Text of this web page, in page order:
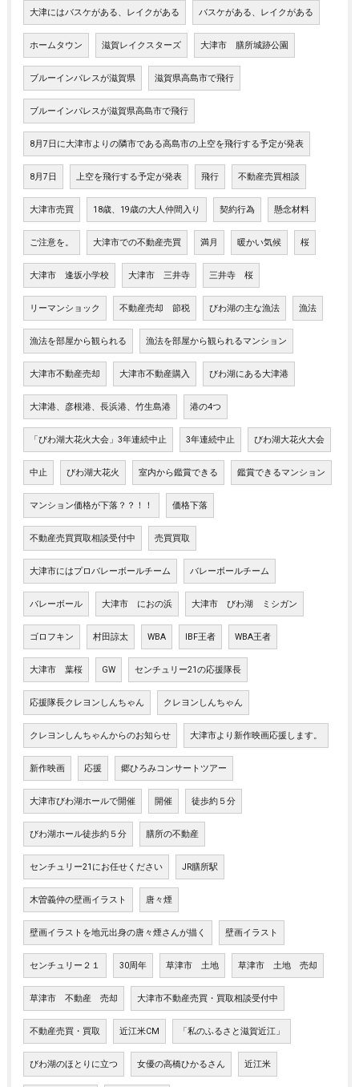
大津にはバスケがある、レイクがある バスケがある、レイクがある
ホームタウン 滋賀レイクスターズ 大津市 膳所城跡公園
ブルーインパレスが滋賀県 滋賀県高島市で飛行
ブルーインパレスが滋賀県高島市で飛行
8月7日に大津市よりの隣市である高島市の上空を飛行する予定が発表
8月7日 上空を飛行する予定が発表 飛行 不動産売買相談
大津市売買 18歳、19歳の大人仲間入り 契約行為 懸念材料
ご注意を。 大津市での不動産売買 満月 暖かい気候 桜
大津市 逢坂小学校 大津市 三井寺 三井寺 桜
リーマンショック 不動産売却 節税 びわ湖の主な漁法 漁法
漁法を部屋から観られる 漁法を部屋から観られるマンション
大津市不動産売却 大津市不動産購入 びわ湖にある大津港
大津港、彦根港、長浜港、竹生島港 港の4つ
「びわ湖大花火大会」3年連続中止 3年連続中止 びわ湖大花火大会
中止 びわ湖大花火 室内から鑑賞できる 鑑賞できるマンション
マンション価格が下落？？！！ 価格下落
不動産売買買取相談受付中 売買買取
大津市にはプロバレーボールチーム バレーボールチーム
バレーボール 大津市 におの浜 大津市 びわ湖 ミシガン
ゴロフキン 村田諒太 WBA IBF王者 WBA王者
大津市 葉桜 GW センチュリー21の応援隊長
応援隊長クレヨンしんちゃん クレヨンしんちゃん
クレヨンしんちゃんからのお知らせ 大津市より新作映画応援します。
新作映画 応援 郷ひろみコンサートツアー
大津市びわ湖ホールで開催 開催 徒歩約５分
びわ湖ホール徒歩約５分 膳所の不動産
センチュリー21にお任せください JR膳所駅
木曽義仲の壁画イラスト 唐々煙
壁画イラストを地元出身の唐々煙さんが描く 壁画イラスト
センチュリー２１ 30周年 草津市 土地 草津市 土地 売却
草津市 不動産 売却 大津市不動産売買・買取相談受付中
不動産売買・買取 近江米CM 「私のふるさと滋賀近江」
びわ湖のほとりに立つ 女優の高橋ひかるさん 近江米